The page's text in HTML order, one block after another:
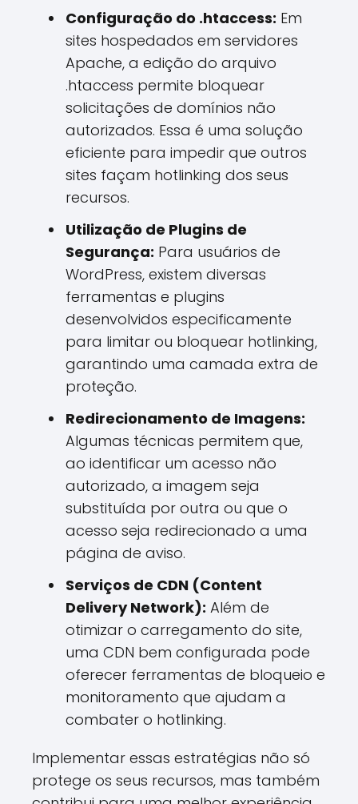
Configuração do .htaccess: Em
sites hospedados em servidores
Apache, a edição do arquivo
.htaccess permite bloquear
solicitações de domínios não
autorizados. Essa é uma solução
eficiente para impedir que outros
sites façam hotlinking dos seus
recursos.
Utilização de Plugins de
Segurança: Para usuários de
WordPress, existem diversas
ferramentas e plugins
desenvolvidos especificamente
para limitar ou bloquear hotlinking,
garantindo uma camada extra de
proteção.
Redirecionamento de Imagens:
Algumas técnicas permitem que,
ao identificar um acesso não
autorizado, a imagem seja
substituída por outra ou que o
acesso seja redirecionado a uma
página de aviso.
Serviços de CDN (Content
Delivery Network): Além de
otimizar o carregamento do site,
uma CDN bem configurada pode
oferecer ferramentas de bloqueio e
monitoramento que ajudam a
combater o hotlinking.
Implementar essas estratégias não só
protege os seus recursos, mas também